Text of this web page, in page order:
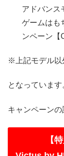
アドバンス
ゲームはも
ンペーン【
※上記モデル以
となっています
キャンペーンの
【